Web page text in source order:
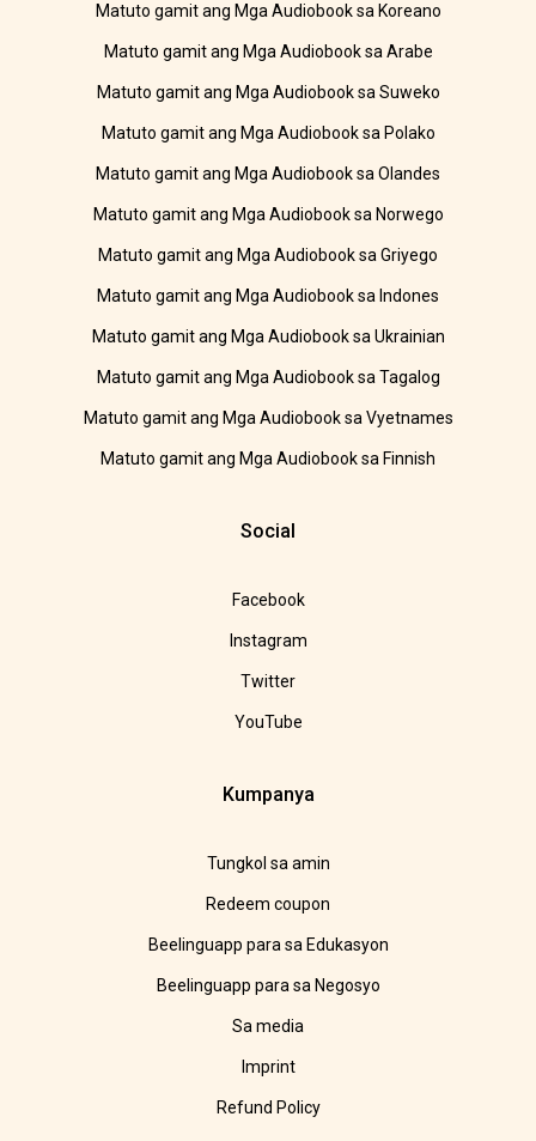
Matuto gamit ang Mga Audiobook sa Koreano
Matuto gamit ang Mga Audiobook sa Arabe
Matuto gamit ang Mga Audiobook sa Suweko
Matuto gamit ang Mga Audiobook sa Polako
Matuto gamit ang Mga Audiobook sa Olandes
Matuto gamit ang Mga Audiobook sa Norwego
Matuto gamit ang Mga Audiobook sa Griyego
Matuto gamit ang Mga Audiobook sa Indones
Matuto gamit ang Mga Audiobook sa Ukrainian
Matuto gamit ang Mga Audiobook sa Tagalog
Matuto gamit ang Mga Audiobook sa Vyetnames
Matuto gamit ang Mga Audiobook sa Finnish
Social
Facebook
Instagram
Twitter
YouTube
Kumpanya
Tungkol sa amin
Redeem coupon
Beelinguapp para sa Edukasyon
Beelinguapp para sa Negosyo
Sa media
Imprint
Refund Policy